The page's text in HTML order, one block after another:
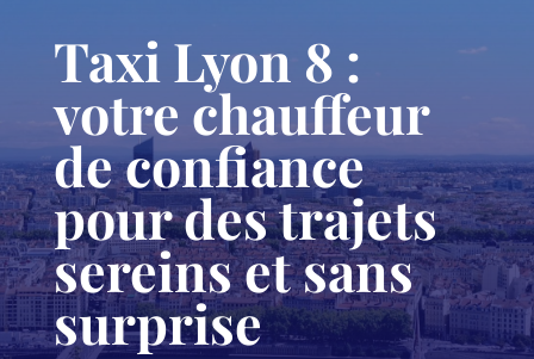
Taxi Lyon 8 :
votre chauffeur
de confiance
pour des trajets
sereins et sans
surprise